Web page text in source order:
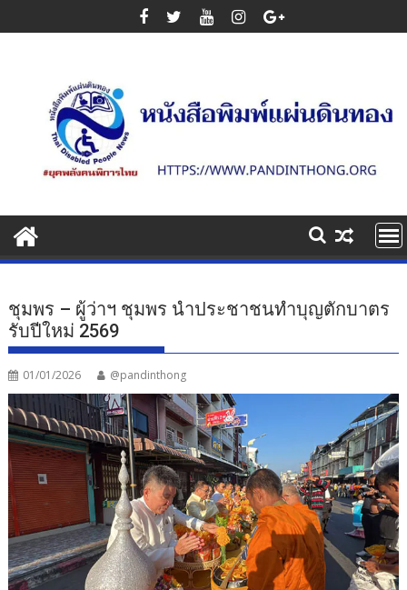
to
ชุมพร – ผู้ว่าฯ ชุมพร นำประชาชนทำบุญตักบาตร
รับปีใหม่ 2569
01/01/2026 @pandinthong